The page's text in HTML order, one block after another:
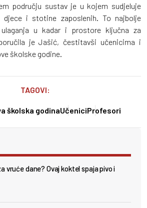
području sustav je u kojem sudjeluje
i stotine zaposlenih. To najbolje
u kadar i prostore ključna za
je Jašić, čestitavši učenicima i
školske godine.
TAGOVI:
školska godinaUčeniciProfesori
vruće dane? Ovaj koktel spaja pivo i